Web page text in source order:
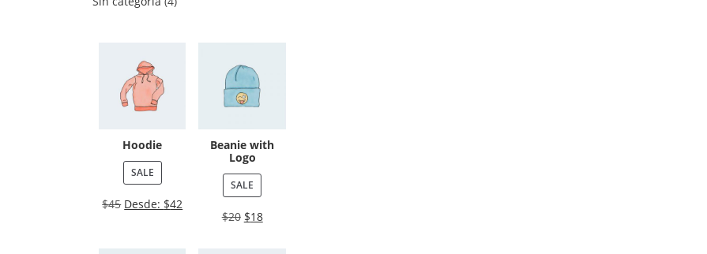
Hoodie
SALE
$45 Desde: $42
Beanie with
Logo
SALE
$20 $18